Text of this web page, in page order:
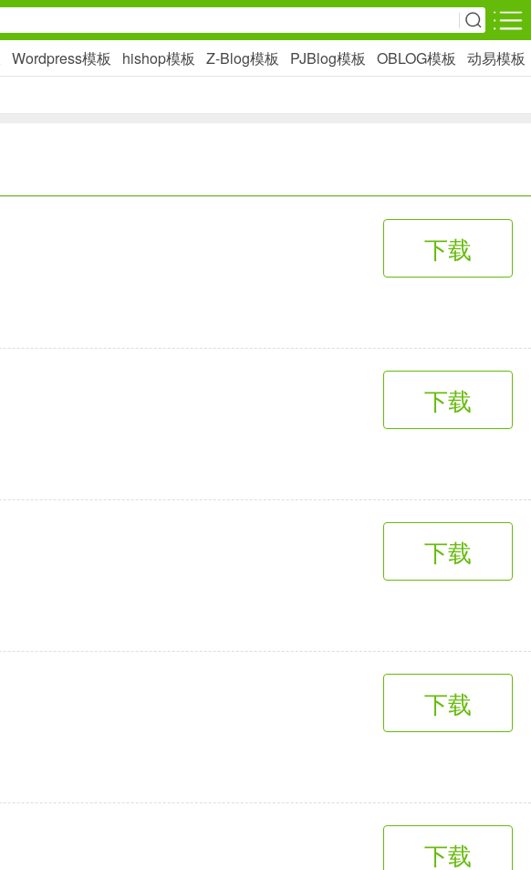
安卓游戏
影音播放
6千+款应用
生活服务
3千+款应用
Wordpress模板 hishop模板 Z-Blog模板 PJBlog模板 OBLOG模板
动易模板
下载
下载
下载
下载
下载